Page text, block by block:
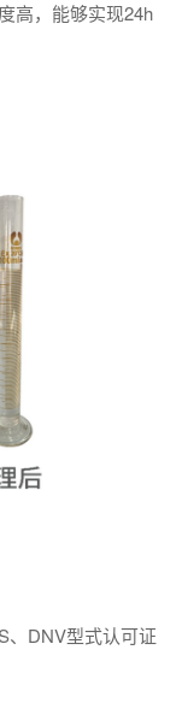
高，能够实现24h
、DNV型式认可证